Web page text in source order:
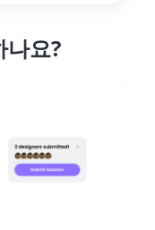
나요?